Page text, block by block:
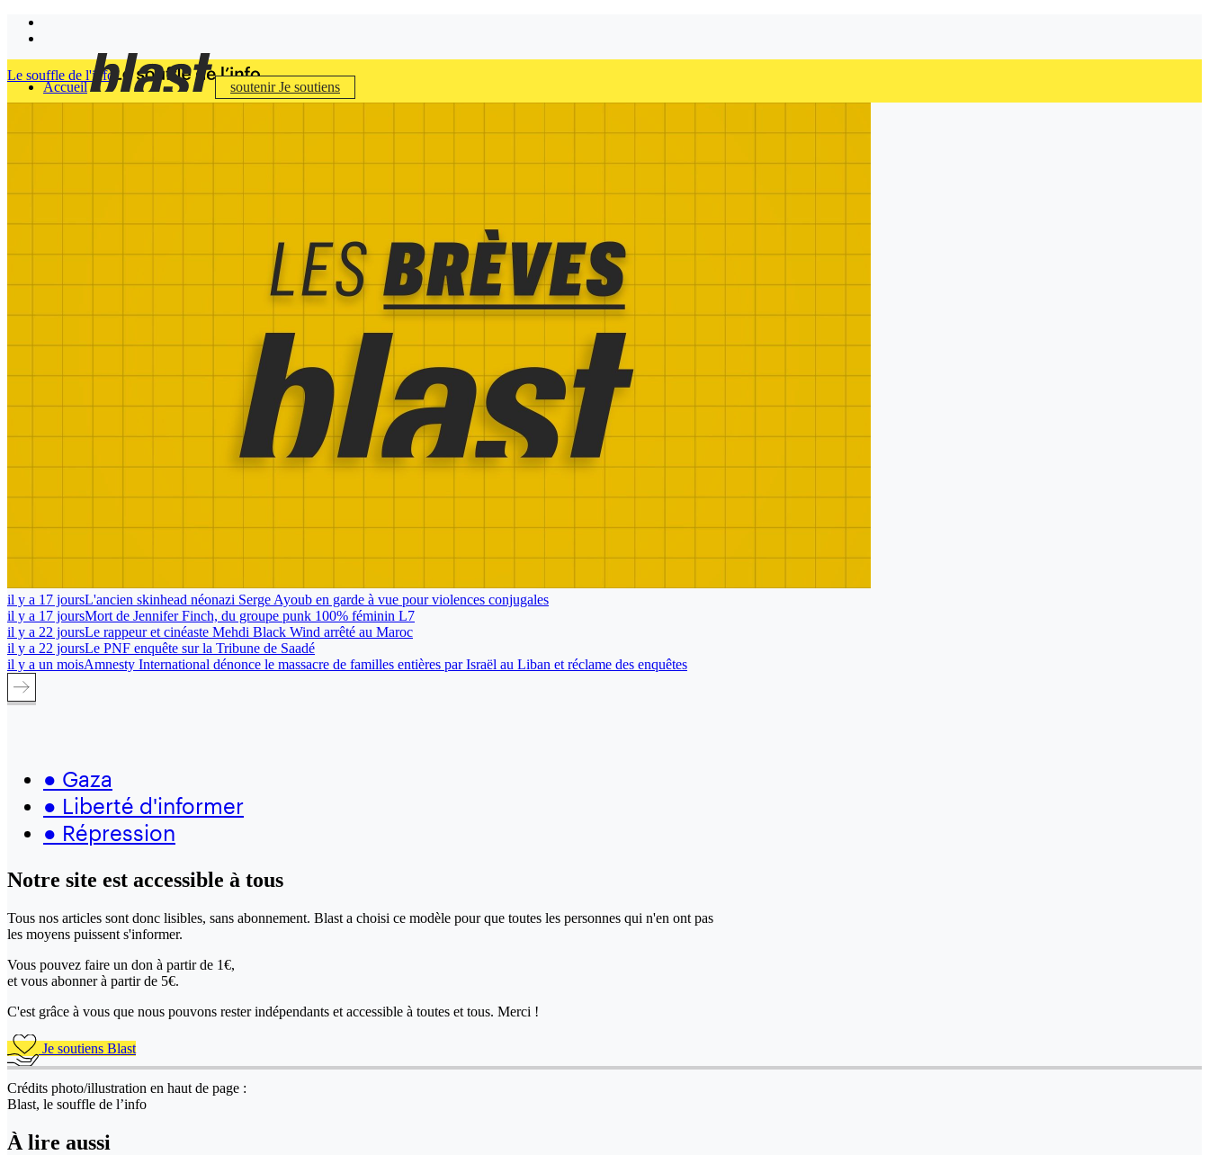
Accueil soutenirJe soutiens
Le souffle de l'info
il y a 17 joursL'ancien skinhead néonazi Serge Ayoub en garde à vue pour violences conjugales
il y a 17 joursMort de Jennifer Finch, du groupe punk 100% féminin L7
il y a 22 joursLe rappeur et cinéaste Mehdi Black Wind arrêté au Maroc
il y a 22 joursLe PNF enquête sur la Tribune de Saadé
il y a un moisAmnesty International dénonce le massacre de familles entières par Israël au Liban et réclame des enquêtes
● Gaza
● Liberté d'informer
● Répression
Notre site est accessible à tous
Tous nos articles sont donc lisibles, sans abonnement. Blast a choisi ce modèle pour que toutes les personnes qui n'en ont pas
les moyens puissent s'informer.
Vous pouvez faire un don à partir de 1€,
et vous abonner à partir de 5€.
C'est grâce à vous que nous pouvons rester indépendants et accessible à toutes et tous. Merci !
Je soutiens Blast
Crédits photo/illustration en haut de page :
Blast, le souffle de l’info
À lire aussi